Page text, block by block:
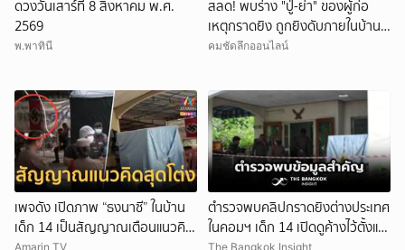
ดวงวันเสาร์ที่ 8 สิงหาคม พ.ศ.
2569
พ.พาทินี
สลด! พบร่าง "ปู่-ย่า" ของผู้ก่อ
เหตุกราดยิง ถูกยิงดับภายในบ้าน
พัก
คมชัดลึกออนไลน์
เพจดัง เปิดภาพ “ธงนาซี” ในบ้าน
เด็ก 14 เป็นสัญญาณเตือนแนวคิด
Amarin TV
ตำรวจพบคลิปกราดยิงต่างประเทศ
ในคอมฯ เด็ก 14 เปิดดูค้างไว้ตั้งแต่
The Bangkok Insight